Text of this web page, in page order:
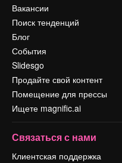
Вакансии
Поиск тенденций
Блог
События
Slidesgo
Продайте свой контент
Помещение для прессы
Ищете magnific.ai
Связаться с нами
Клиентская поддержка